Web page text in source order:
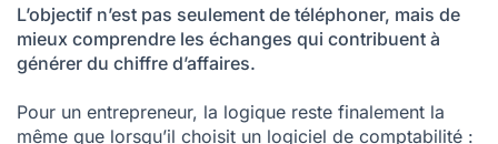
Pour un entrepreneur, la logique reste finalement la
même que lorsqu’il choisit un logiciel de comptabilité :
automatiser les tâches à faible valeur ajoutée afin de
son entreprise.